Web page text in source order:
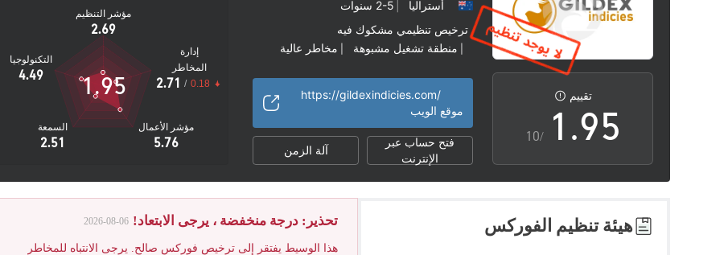
تقييم0
1
2
3
.
7
8
9
3
4
5
6
7
/10
أستراليا
2-5 سنوات
ترخيص تنظيمي مشكوك فيه
منطقة تشغيل مشبوهة مخاطر عالية
https://gildexindicies.com/
موقع الويب
فتح حساب عبر
الإنترنت
آلة الزمن
مؤشر التنظيم
2.69
التكنولوجيا
4.49
السمعة
2.51
مؤشر الأعمال
5.76
إدارة
المخاطر
2.71 / 0.18
1.95
هيئة تنظيم الفوركس تحذير: درجة منخفضة ، يرجى الابتعاد! 2026-08-06
هذا الوسيط يفتقر إلى ترخيص فوركس صالح. يرجى الانتباه للمخاطر